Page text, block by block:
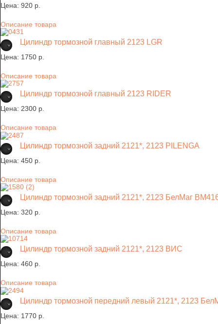
Цена: 920 p.
Описание товара
Цилиндр тормозной главный 2123 LGR
Цена: 1750 p.
Описание товара
Цилиндр тормозной главный 2123 RIDER
Цена: 2300 p.
Описание товара
Цилиндр тормозной задний 2121*, 2123 PILENGA
Цена: 450 p.
Описание товара
Цилиндр тормозной задний 2121*, 2123 БелМаг
Цена: 320 p.
Описание товара
Цилиндр тормозной задний 2121*, 2123 ВИС
Цена: 460 p.
Описание товара
Цилиндр тормозной передний левый 2121*, 2123
Цена: 1770 p.